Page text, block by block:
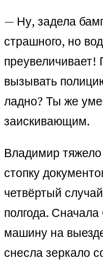
— Ну, задела
страшного, но
преувеличивает!
вызывать
ладно? Ты же
заискивающим.
Владимир тяжело
стопку
четвёртый
полгода.
машину на
снесла зеркало